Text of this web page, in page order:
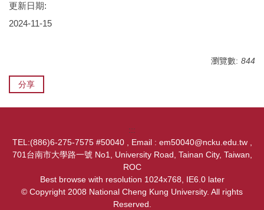
更新日期:
2024-11-15
瀏覽數: 844
分享
:::
TEL:(886)6-275-7575 #50040 , Email : em50040@ncku.edu.tw ,
701台南市大學路一號 No1, University Road, Tainan City, Taiwan,
ROC
Best browse with resolution 1024x768, IE6.0 later
© Copyright 2008 National Cheng Kung University. All rights
Reserved.